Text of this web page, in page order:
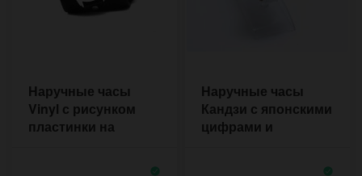
Наручные часы
Vinyl с рисунком
пластинки на
Наручные часы
Кандзи с японскими
цифрами и